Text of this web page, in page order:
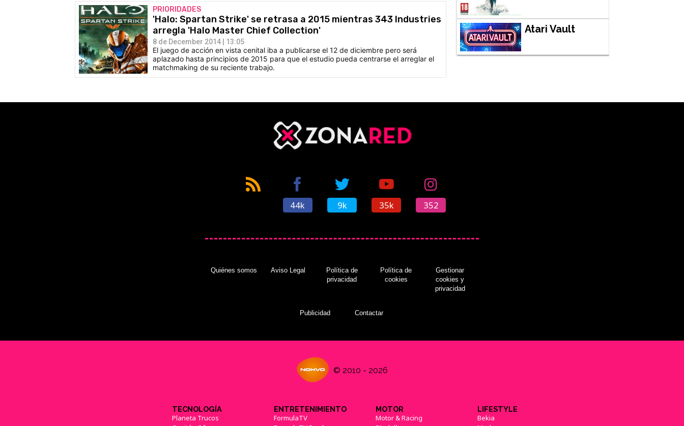
PRIORIDADES
'Halo: Spartan Strike' se retrasa a 2015 mientras 343 Industries
arregla 'Halo Master Chief Collection'
8 de December 2014 | 13:05
El juego de acción en vista cenital iba a publicarse el 12 de diciembre pero será
aplazado hasta principios de 2015 para que el estudio pueda centrarse el arreglar el
matchmaking de su reciente trabajo.
Atari Vault
44k 9k 35k 352
Quiénes somos Aviso Legal
Política de
privacidad
Política de
cookies
Gestionar
cookies y
privacidad
Publicidad Contactar
© 2010 - 2026
TECNOLOGÍA
Planeta Trucos
ENTRETENIMIENTO
FormulaTV
MOTOR
Motor & Racing
LIFESTYLE
Bekia